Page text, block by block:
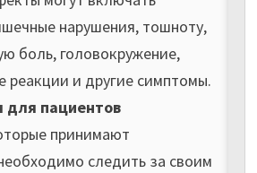
нарушения, тошноту,
боль, головокружение,
реакции и другие симптомы.
для пациентов
принимают
следить за своим